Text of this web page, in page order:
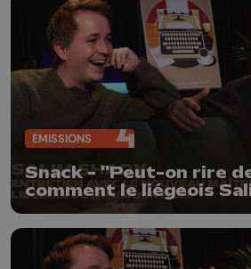
ÉMISSIONS
Snack - "Peut-on rire
comment le liégeois
réussi à percer avec